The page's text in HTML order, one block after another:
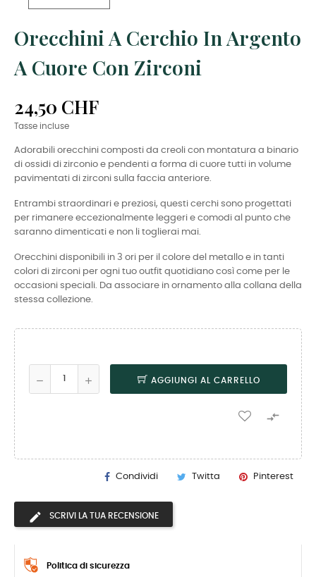
Orecchini A Cerchio In Argento
A Cuore Con Zirconi
24,50 CHF
Tasse incluse
Adorabili orecchini composti da creoli con montatura a binario
di ossidi di zirconio e pendenti a forma di cuore tutti in volume
pavimentati di zirconi sulla faccia anteriore.
Entrambi straordinari e preziosi, questi cerchi sono progettati
per rimanere eccezionalmente leggeri e comodi al punto che
saranno dimenticati e non li toglierai mai.
Orecchini disponibili in 3 ori per il colore del metallo e in tanti
colori di zirconi per ogni tuo outfit quotidiano così come per le
occasioni speciali. Da associare in ornamento alla collana della
stessa collezione.
AGGIUNGI AL CARRELLO

Condividi Twitta Pinterest
SCRIVI LA TUA RECENSIONE
Politica di sicurezza